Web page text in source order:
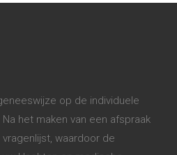
op de individuele
het maken van een afspraak
waardoor de